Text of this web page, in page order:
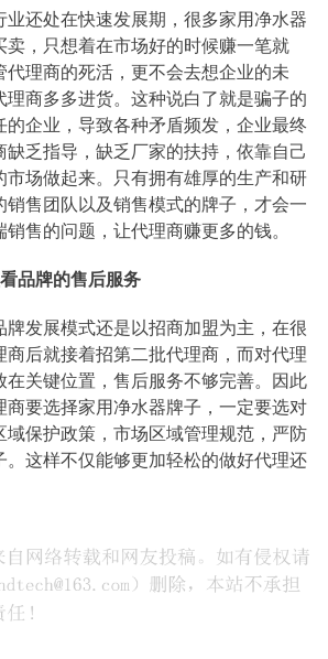
业还处在快速发展期，很多家用净水器
卖，只想着在市场好的时候赚一笔就
代理商的死活，更不会去想企业的未
理商多多进货。这种说白了就是骗子的
的企业，导致各种矛盾频发，企业最终
缺乏指导，缺乏厂家的扶持，依靠自己
市场做起来。只有拥有雄厚的生产和研
销售团队以及销售模式的牌子，才会一
售的问题，让代理商赚更多的钱。
品牌的售后服务
牌发展模式还是以招商加盟为主，在很
商后就接着招第二批代理商，而对代理
在关键位置，售后服务不够完善。因此
商要选择家用净水器牌子，一定要选对
域保护政策，市场区域管理规范，严防
。这样不仅能够更加轻松的做好代理还